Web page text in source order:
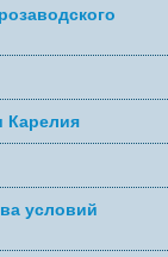
Карелия
условий